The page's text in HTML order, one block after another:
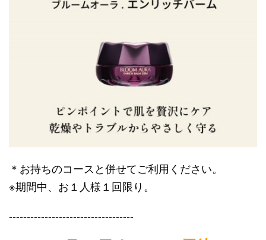
＊お持ちのコースと併せてご利用ください。
※期間中、お１人様１回限り。
-----------------------------------